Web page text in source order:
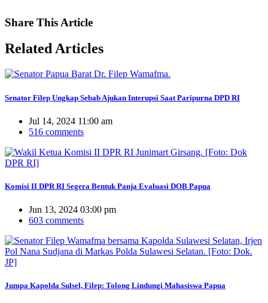
Share This Article
RelatedArticles
Senator Filep Ungkap Sebab Ajukan Interupsi Saat Paripurna DPD RI
Jul 14, 2024 11:00 am
516 comments
Komisi II DPR RI Segera Bentuk Panja Evaluasi DOB Papua
Jun 13, 2024 03:00 pm
603 comments
Jumpa Kapolda Sulsel, Filep: Tolong Lindungi Mahasiswa Papua